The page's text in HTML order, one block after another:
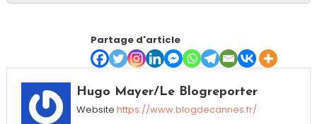
Partage d'article
Hugo Mayer/Le Blogreporter
Website https://www.blogdecannes.fr/